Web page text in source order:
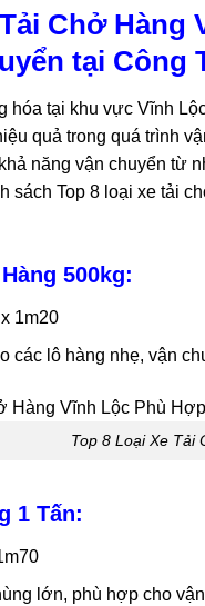
Chở Hàng
tại Công
hóa tại khu vực Vĩnh
quả trong quá trình
năng vận chuyển từ
sách Top 8 loại xe tải
500kg:
1m20
các lô hàng nhẹ, vận
Top 8 Loại Xe Tải
1 Tấn:
lớn, phù hợp cho